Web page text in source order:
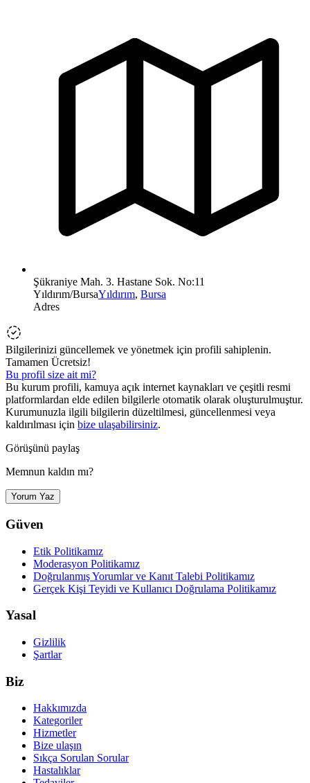
Şükraniye Mah. 3. Hastane Sok. No:11
Yıldırım/BursaYıldırım, Bursa
Adres
Bilgilerinizi güncellemek ve yönetmek için profili sahiplenin.
Tamamen Ücretsiz!
Bu profil size ait mi?
Bu kurum profili, kamuya açık internet kaynakları ve çeşitli resmi
platformlardan elde edilen bilgilerle otomatik olarak oluşturulmuştur.
Kurumunuzla ilgili bilgilerin düzeltilmesi, güncellenmesi veya
kaldırılması için bize ulaşabilirsiniz.
Görüşünü paylaş
Memnun kaldın mı?
Yorum Yaz
Güven
Etik Politikamız
Moderasyon Politikamız
Doğrulanmış Yorumlar ve Kanıt Talebi Politikamız
Gerçek Kişi Teyidi ve Kullanıcı Doğrulama Politikamız
Yasal
Gizlilik
Şartlar
Biz
Hakkımızda
Kategoriler
Hizmetler
Bize ulaşın
Sıkça Sorulan Sorular
Hastalıklar